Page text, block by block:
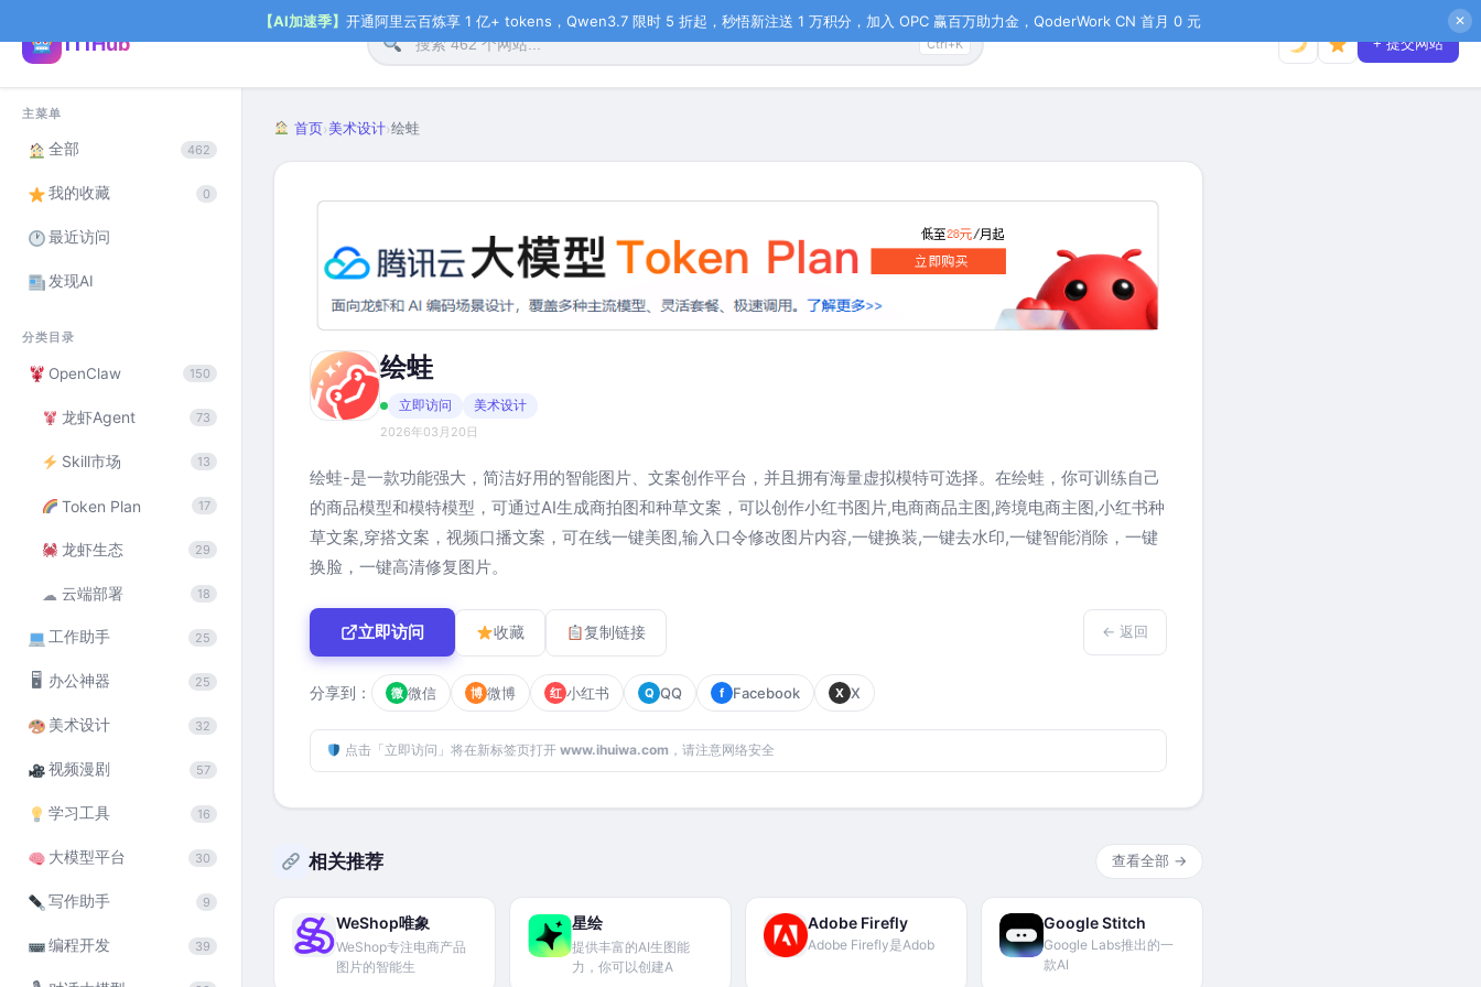
【AI加速季】 开通阿里云百炼享 1 亿+ tokens，Qwen3.7 限时 5 折起，秒悟新注送 1 万积分，加入 OPC 赢百万助力金，QoderWork CN 首月 0 元 ✕
111Hub Ctrl+K + 提交网站
主菜单
全部 462
我的收藏 0
最近访问
发现AI
分类目录
OpenClaw 150
龙虾Agent 73
Skill市场 13
Token Plan 17
龙虾生态 29
☁ 云端部署 18
工作助手 25
🖥 办公神器 25
美术设计 32
视频漫剧 57
学习工具 16
大模型平台 30
写作助手 9
编程开发 39
首页›美术设计›绘蛙
绘蛙
立即访问 美术设计
2026年03月20日
绘蛙-是一款功能强大，简洁好用的智能图片、文案创作平台，并且拥有海量虚拟模特可选择。在绘蛙，你可训练自己
的商品模型和模特模型，可通过AI生成商拍图和种草文案，可以创作小红书图片,电商商品主图,跨境电商主图,小红书种
草文案,穿搭文案，视频口播文案，可在线一键美图,输入口令修改图片内容,一键换装,一键去水印,一键智能消除，一键
换脸，一键高清修复图片。
立即访问 收藏 复制链接 ← 返回
分享到： 微 微信 博 微博 红 小红书 Q QQ f Facebook X X
点击「立即访问」将在新标签页打开 www.ihuiwa.com ，请注意网络安全
相关推荐 查看全部 →
WeShop唯象
WeShop专注电商产品
图片的智能生
星绘
提供丰富的AI生图能
力，你可以创建A
Adobe Firefly
Adobe Firefly是Adob
Google Stitch
Google Labs推出的一
款AI